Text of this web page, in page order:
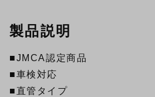
製品説明
■JMCA認定商品
■車検対応
■直管タイプ